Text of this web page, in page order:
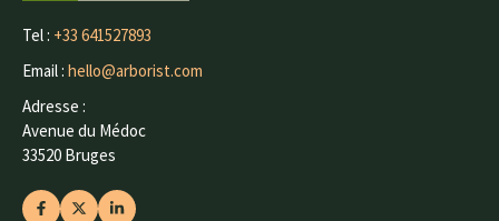
Tel : +33 641527893
Email : hello@arborist.com
Adresse :
Avenue du Médoc
33520 Bruges